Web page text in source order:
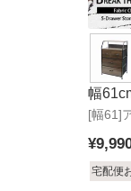
[幅61]
幅
レイ
¥
宅配便